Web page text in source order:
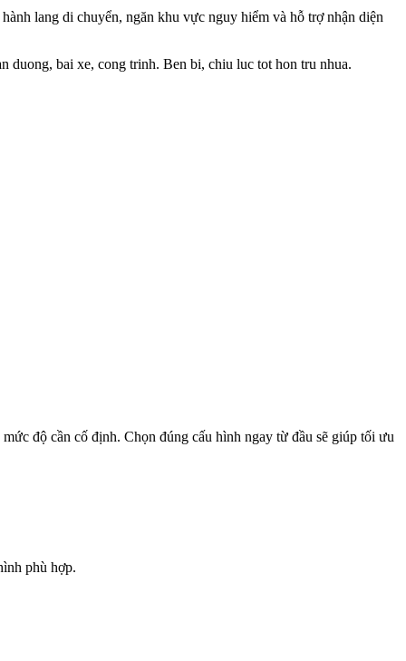
lang di chuyển, ngăn khu vực nguy hiểm và hỗ trợ nhận diện
duong, bai xe, cong trinh. Ben bi, chiu luc tot hon tru nhua.
độ cần cố định. Chọn đúng cấu hình ngay từ đầu sẽ giúp tối ưu
phù hợp.